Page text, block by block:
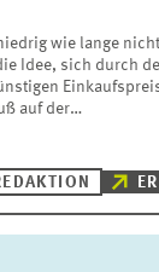
wie lange
Idee, sich durch
auf der…